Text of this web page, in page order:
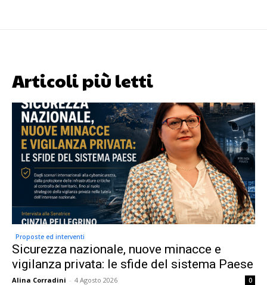
Articoli più letti
Proposte ed interventi
Sicurezza nazionale, nuove minacce e
vigilanza privata: le sfide del sistema Paese
Alina Corradini - 4 Agosto 2026 0